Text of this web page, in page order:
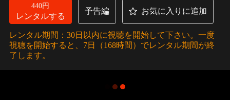
440円
レンタルする
予告編 お気に入りに追加
レンタル期間：30日以内に視聴を開始して下さい。一度
視聴を開始すると、7日（168時間）でレンタル期間が終
了します。